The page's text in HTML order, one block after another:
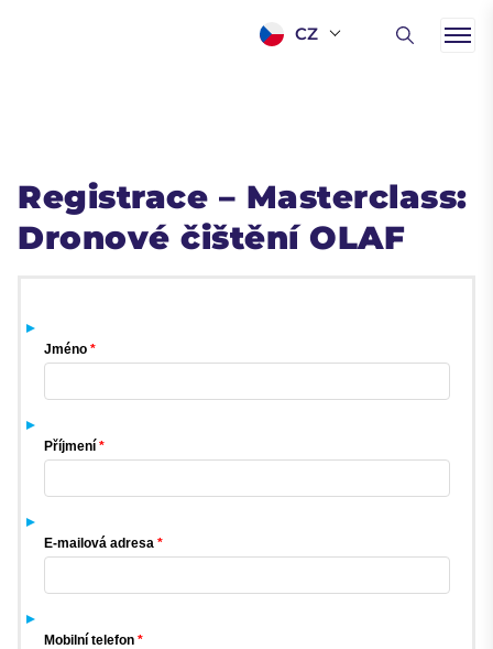
CZ
Registrace – Masterclass:
Dronové čištění OLAF
Jméno
Příjmení
E-mailová adresa
Mobilní telefon